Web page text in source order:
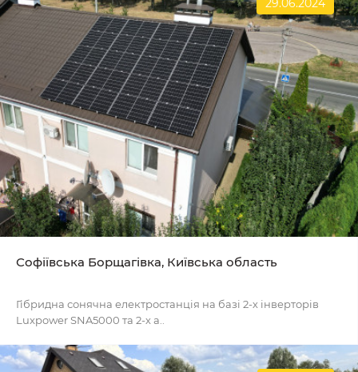
29.06.2024
Софіївська Борщагівка, Київська область
Гібридна сонячна електростанція на базі 2-х інверторів
Luxpower SNA5000 та 2-х а..